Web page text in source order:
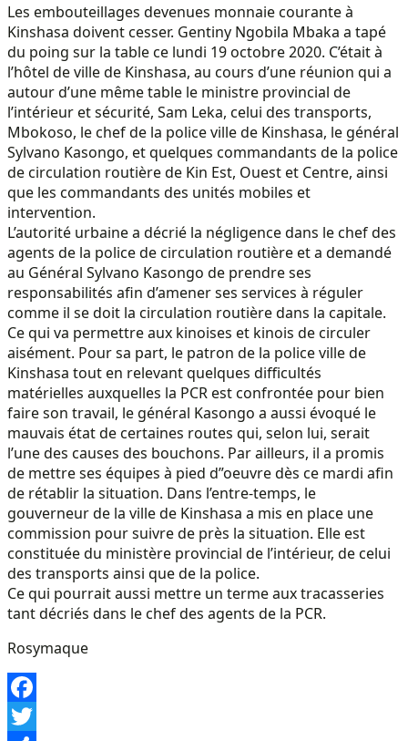
Les embouteillages devenues monnaie courante à
Kinshasa doivent cesser. Gentiny Ngobila Mbaka a tapé
du poing sur la table ce lundi 19 octobre 2020. C’était à
l’hôtel de ville de Kinshasa, au cours d’une réunion qui a
autour d’une même table le ministre provincial de
l’intérieur et sécurité, Sam Leka, celui des transports,
Mbokoso, le chef de la police ville de Kinshasa, le général
Sylvano Kasongo, et quelques commandants de la police
de circulation routière de Kin Est, Ouest et Centre, ainsi
que les commandants des unités mobiles et
intervention.
L’autorité urbaine a décrié la négligence dans le chef des
agents de la police de circulation routière et a demandé
au Général Sylvano Kasongo de prendre ses
responsabilités afin d’amener ses services à réguler
comme il se doit la circulation routière dans la capitale.
Ce qui va permettre aux kinoises et kinois de circuler
aisément. Pour sa part, le patron de la police ville de
Kinshasa tout en relevant quelques difficultés
matérielles auxquelles la PCR est confrontée pour bien
faire son travail, le général Kasongo a aussi évoqué le
mauvais état de certaines routes qui, selon lui, serait
l’une des causes des bouchons. Par ailleurs, il a promis
de mettre ses équipes à pied d”oeuvre dès ce mardi afin
de rétablir la situation. Dans l’entre-temps, le
gouverneur de la ville de Kinshasa a mis en place une
commission pour suivre de près la situation. Elle est
constituée du ministère provincial de l’intérieur, de celui
des transports ainsi que de la police.
Ce qui pourrait aussi mettre un terme aux tracasseries
tant décriés dans le chef des agents de la PCR.
Rosymaque
Facebook